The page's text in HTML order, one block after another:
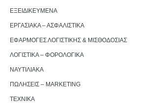
ΕΞΕΙΔΙΚΕΥΜΕΝΑ
ΕΡΓΑΣΙΑΚΑ – ΑΣΦΑΛΙΣΤΙΚΑ
ΕΦΑΡΜΟΓΕΣ ΛΟΓΙΣΤΙΚΗΣ & ΜΙΣΘΟΔΟΣΙΑΣ
ΛΟΓΙΣΤΙΚΑ – ΦΟΡΟΛΟΓΙΚΑ
ΝΑΥΤΙΛΙΑΚΑ
ΠΩΛΗΣΕΙΣ – MARKETING
ΤΕΧΝΙΚΑ